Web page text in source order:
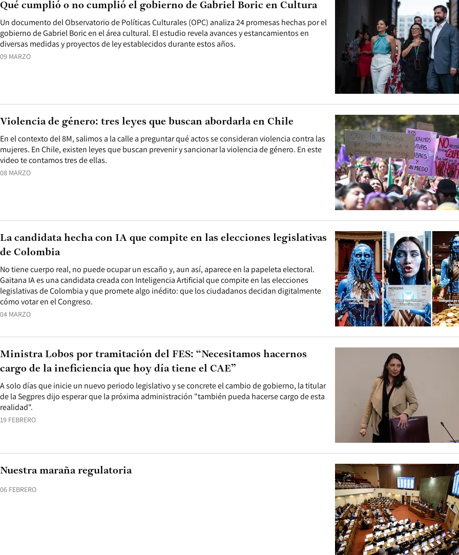
09 MARZO
Un documento del Observatorio de Políticas Culturales (OPC) analiza 24 promesas hechas por el
gobierno de Gabriel Boric en el área cultural. El estudio revela avances y estancamientos en
diversas medidas y proyectos de ley establecidos durante estos años.
Qué cumplió o no cumplió el gobierno de Gabriel Boric en Cultura
08 MARZO
En el contexto del 8M, salimos a la calle a preguntar qué actos se consideran violencia contra las
mujeres. En Chile, existen leyes que buscan prevenir y sancionar la violencia de género. En este
video te contamos tres de ellas.
Violencia de género: tres leyes que buscan abordarla en Chile
04 MARZO
No tiene cuerpo real, no puede ocupar un escaño y, aun así, aparece en la papeleta electoral.
Gaitana IA es una candidata creada con Inteligencia Artificial que compite en las elecciones
legislativas de Colombia y que promete algo inédito: que los ciudadanos decidan digitalmente
cómo votar en el Congreso.
La candidata hecha con IA que compite en las elecciones legislativas
de Colombia
19 FEBRERO
A solo días que inicie un nuevo periodo legislativo y se concrete el cambio de gobierno, la titular
de la Segpres dijo esperar que la próxima administración "también pueda hacerse cargo de esta
realidad".
Ministra Lobos por tramitación del FES: “Necesitamos hacernos
cargo de la ineficiencia que hoy día tiene el CAE”
06 FEBRERO
Nuestra maraña regulatoria